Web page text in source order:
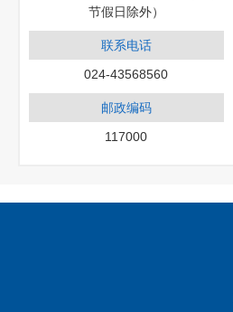
节假日除外）
联系电话
024-43568560
邮政编码
117000